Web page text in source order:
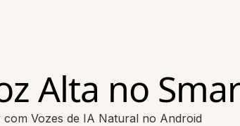
Alta no
com Vozes de IA Natural no Android